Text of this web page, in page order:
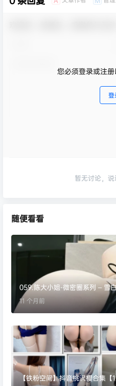
您必须登录或注
登
暂无讨论，
随便看看
059.陈大小姐-微密圈系列 – 雪
11 个月前
【铁粉空间】抖音桃沢樱合集